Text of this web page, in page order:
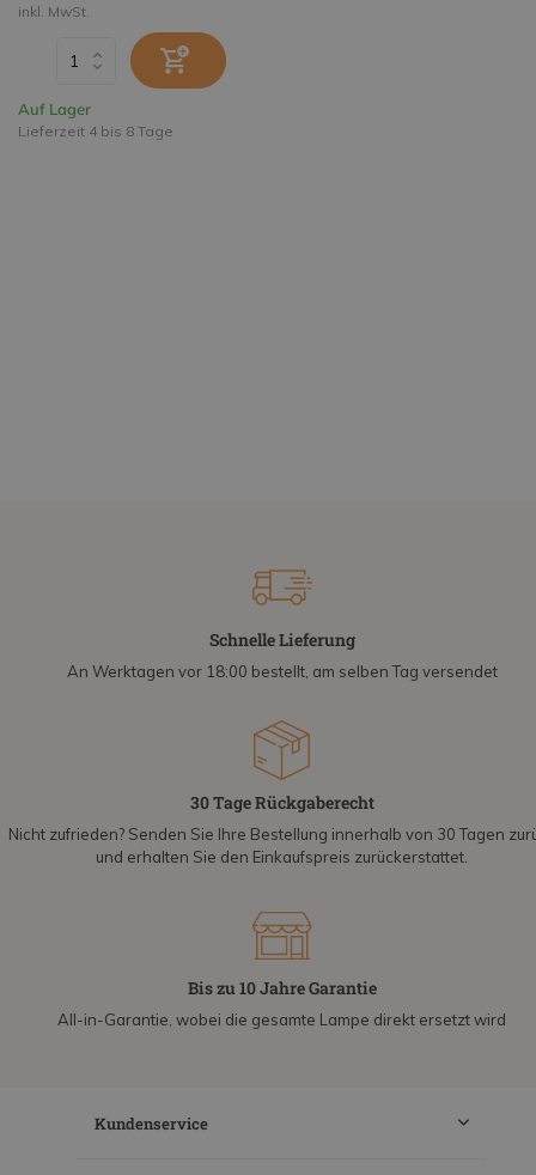
inkl. MwSt.
Auf Lager
Lieferzeit 4 bis 8 Tage
Schnelle Lieferung
An Werktagen vor 18:00 bestellt, am selben Tag versendet
30 Tage Rückgaberecht
Nicht zufrieden? Senden Sie Ihre Bestellung innerhalb von 30 Tagen
und erhalten Sie den Einkaufspreis zurückerstattet.
Bis zu 10 Jahre Garantie
All-in-Garantie, wobei die gesamte Lampe direkt ersetzt wird
Kundenservice